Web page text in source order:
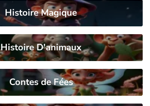
Histoire Magique
Histoire D'animaux
Contes de Fées